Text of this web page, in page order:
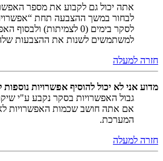
אתה יכול גם לקבוע את מספר
לבחור במשך ההצבעה תחת
לסקר בימים (0 לצמיתות)
למשתמשים לשנות את ההצבעות
חזרה למעלה
מדוע אני לא יכול להוסיף אפשרויות
גבול האפשרויות בסקר נקבע ע"י
אם אתה חושב שכמות האפשרויות
המערכת.
חזרה למעלה